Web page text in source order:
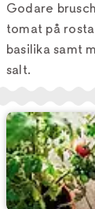
Godare
tomat på
basilika samt
salt.